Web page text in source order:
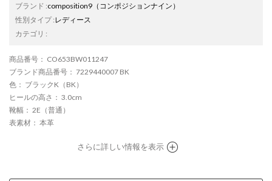
ブランド :composition9 （コンポジションナイン）
性別タイプ:レディース
カテゴリ :
商品番号 ： CO653BW011247
ブランド商品番号 ： 7229440007 BK
色 ： ブラックK（BK）
ヒールの高さ ： 3.0cm
靴幅 ： 2E（普通）
表素材 ： 本革
さらに詳しい情報を表示